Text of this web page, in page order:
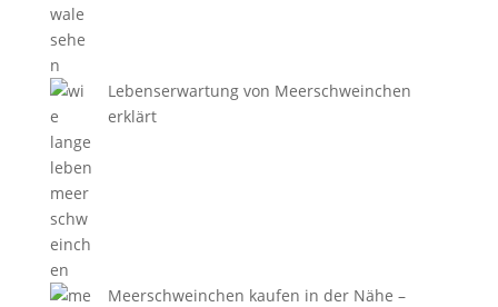
Lebenserwartung von Meerschweinchen
erklärt
Meerschweinchen kaufen in der Nähe –